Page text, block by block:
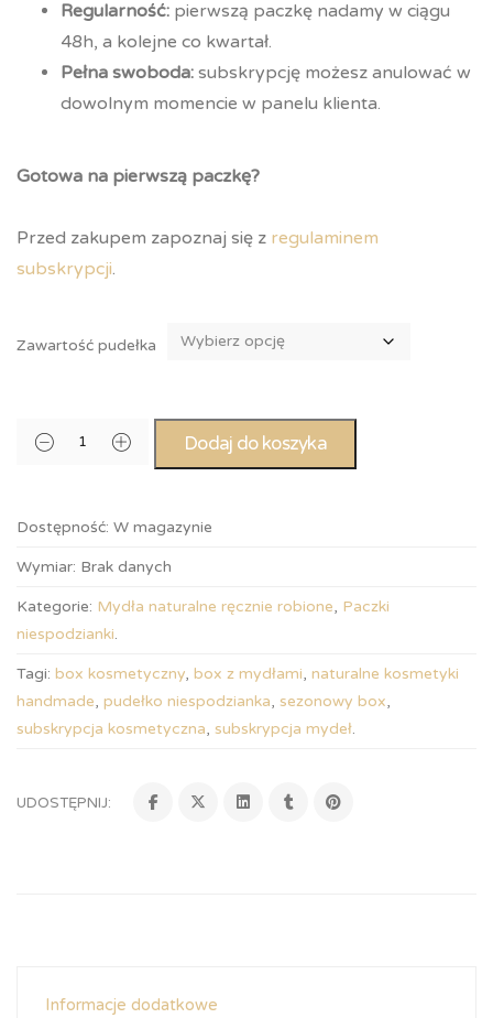
Regularność: pierwszą paczkę nadamy w ciągu
48h, a kolejne co kwartał.
Pełna swoboda: subskrypcję możesz anulować w
dowolnym momencie w panelu klienta.
Gotowa na pierwszą paczkę?
Przed zakupem zapoznaj się z regulaminem
subskrypcji.
Zawartość pudełka
Dodaj do koszyka
Dostępność: W magazynie
Wymiar: Brak danych
Kategorie: Mydła naturalne ręcznie robione, Paczki
niespodzianki.
Tagi: box kosmetyczny, box z mydłami, naturalne kosmetyki
handmade, pudełko niespodzianka, sezonowy box,
subskrypcja kosmetyczna, subskrypcja mydeł.
UDOSTĘPNIJ:
Informacje dodatkowe